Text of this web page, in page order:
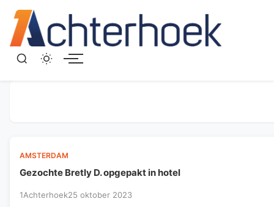
AMSTERDAM
Gezochte Bretly D. opgepakt in hotel
1Achterhoek25 oktober 2023